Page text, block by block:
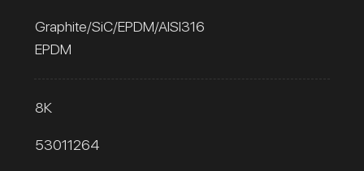
Graphite/SiC/EPDM/AISI316
EPDM
8К
53011264